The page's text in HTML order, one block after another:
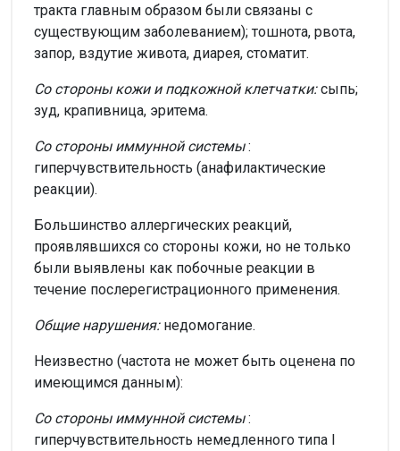
тракта главным образом были связаны с
существующим заболеванием); тошнота, рвота,
запор, вздутие живота, диарея, стоматит.
Со стороны кожи и подкожной клетчатки:сыпь;
зуд, крапивница, эритема.
Со стороны иммунной системы:
гиперчувствительность (анафилактические
реакции).
Большинство аллергических реакций,
проявлявшихся со стороны кожи, но не только
были выявлены как побочные реакции в
течение послерегистрационного применения.
Общие нарушения:недомогание.
Неизвестно (частота не может быть оценена по
имеющимся данным):
Со стороны иммунной системы:
гиперчувствительность немедленного типа I